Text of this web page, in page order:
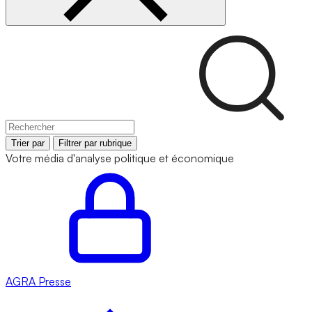
Trier par Filtrer par rubrique
Votre média d'analyse politique et économique
AGRA Presse